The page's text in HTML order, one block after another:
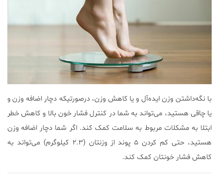
با نگه‌داشتن وزن ایده‌آل و یا کاهش وزن، درصورتیکه دچار اضافه وزن و
یا چاقی هستید، می‌تواند به شما در کنترل فشار خون بالا و کاهش خطر
ابتلا به مشکلات مربوط به سلامت کمک کند. اگر شما دچار اضافه وزن
هستید، حتی کم کردن ۵ پوند از وزنتان (۲.۳ کیلوگرم) می‌تواند به
کاهش فشار خونتان کمک کند.